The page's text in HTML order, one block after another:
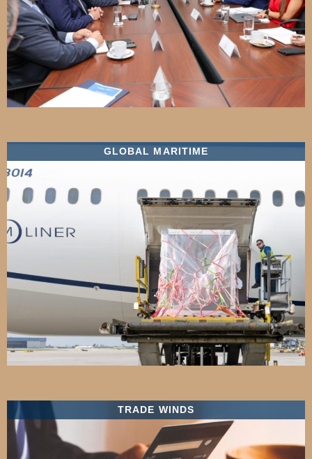
GLOBAL MARITIME
TRADE WINDS